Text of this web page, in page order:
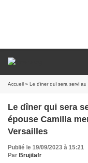
Accueil » Le dîner qui sera servi au roi
Le dîner qui sera
épouse Camilla
Versailles
Publié le 19/09/2023 à 15:21
Par Brujitafr